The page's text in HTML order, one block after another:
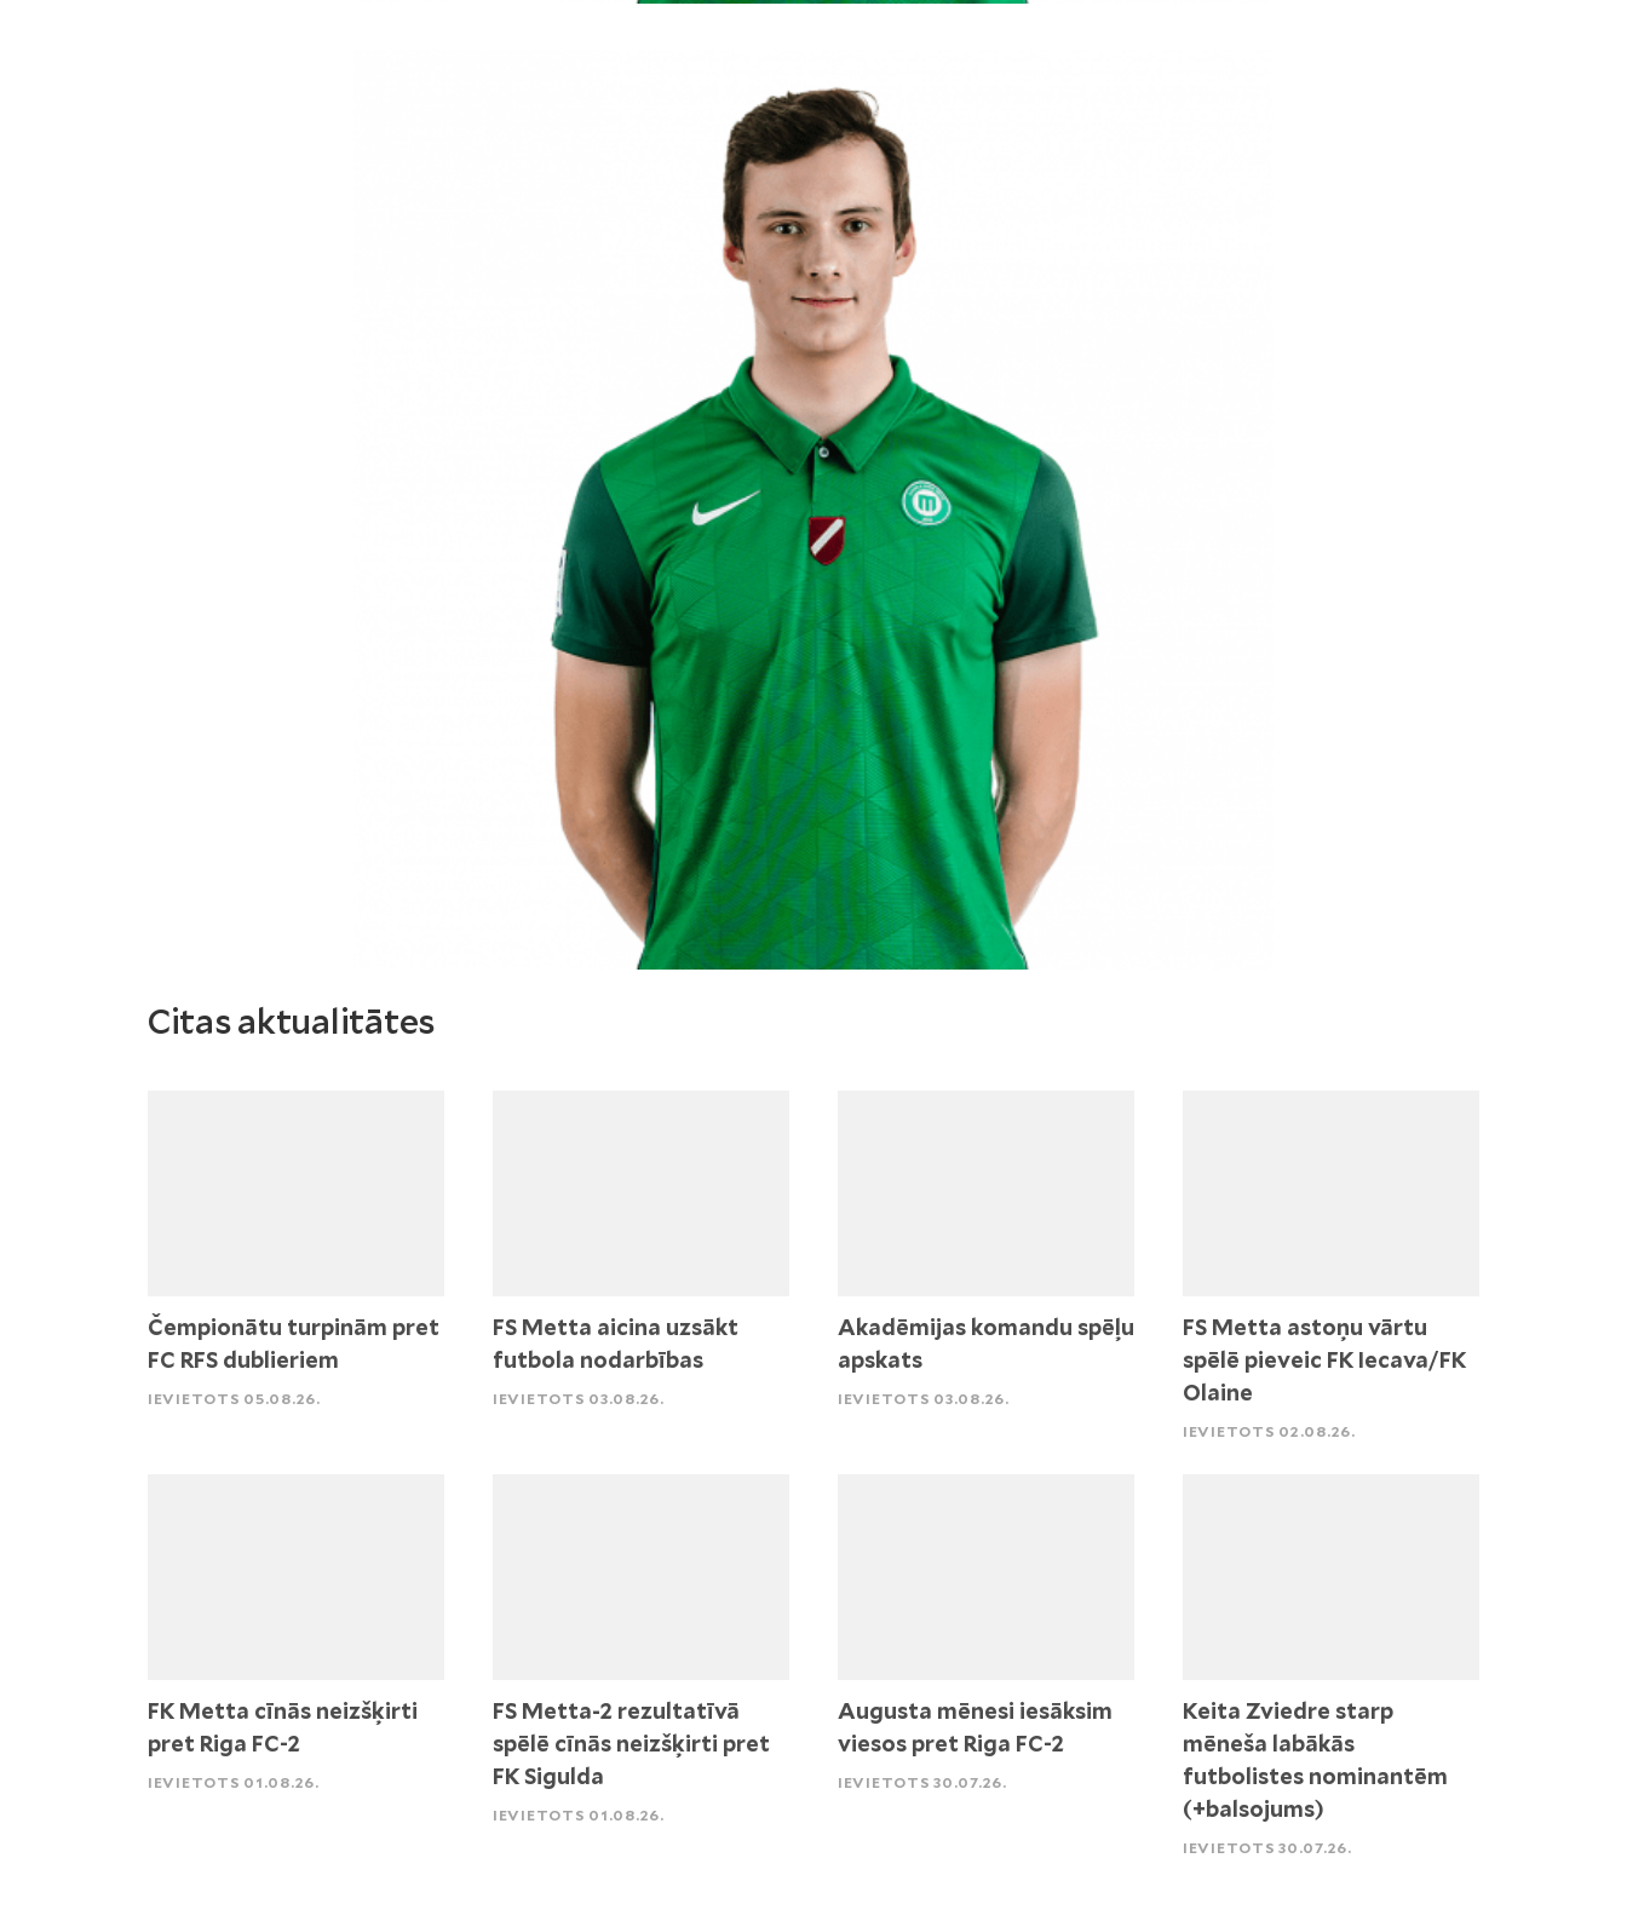
Citas aktualitātes
Čempionātu turpinām pret
FC RFS dublieriem
IEVIETOTS 05.08.26.
FS Metta aicina uzsākt
futbola nodarbības
IEVIETOTS 03.08.26.
Akadēmijas komandu spēļu
apskats
IEVIETOTS 03.08.26.
FS Metta astoņu vārtu
spēlē pieveic FK Iecava/FK
Olaine
IEVIETOTS 02.08.26.
FK Metta cīnās neizšķirti
pret Riga FC-2
IEVIETOTS 01.08.26.
FS Metta-2 rezultatīvā
spēlē cīnās neizšķirti pret
FK Sigulda
IEVIETOTS 01.08.26.
Augusta mēnesi iesāksim
viesos pret Riga FC-2
IEVIETOTS 30.07.26.
Keita Zviedre starp
mēneša labākās
futbolistes nominantēm
(+balsojums)
IEVIETOTS 30.07.26.